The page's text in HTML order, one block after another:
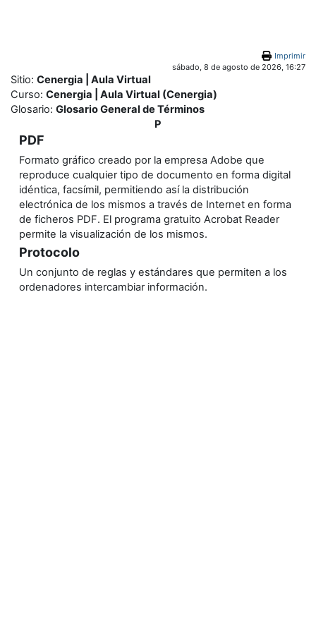
Imprimir
sábado, 8 de agosto de 2026, 16:27
Sitio: Cenergia | Aula Virtual
Curso: Cenergia | Aula Virtual (Cenergia)
Glosario: Glosario General de Términos
P
PDF
Formato gráfico creado por la empresa Adobe que
reproduce cualquier tipo de documento en forma digital
idéntica, facsímil, permitiendo así la distribución
electrónica de los mismos a través de Internet en forma
de ficheros PDF. El programa gratuito Acrobat Reader
permite la visualización de los mismos.
Protocolo
Un conjunto de reglas y estándares que permiten a los
ordenadores intercambiar información.